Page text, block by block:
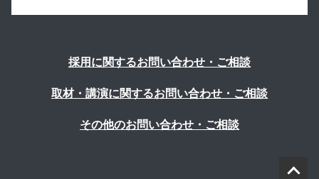
採用に関するお問い合わせ・ご相談
取材・講演に関するお問い合わせ・ご相談
その他のお問い合わせ・ご相談